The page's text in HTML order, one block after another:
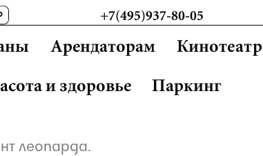
+7(495)937-80-05
Арендаторам Кинотеатр
и здоровье
Паркинг
леопарда.